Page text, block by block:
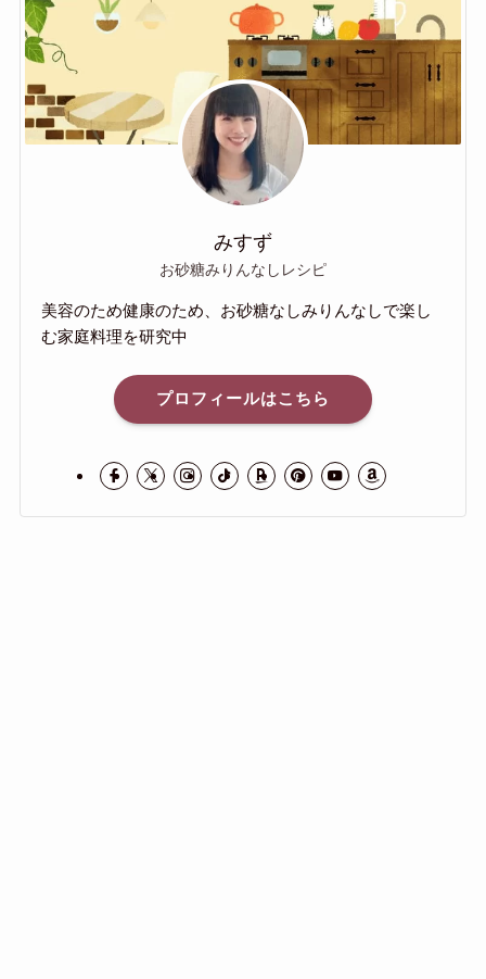
みすず
お砂糖みりんなしレシピ
美容のため健康のため、お砂糖なしみりんなしで楽し
む家庭料理を研究中
プロフィールはこちら